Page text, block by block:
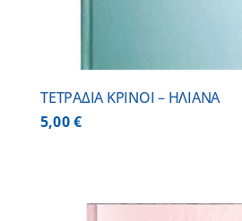
ΤΕΤΡΑΔΙΑ ΚΡΙΝΟΙ – ΗΛΙΑΝΑ
5,00€